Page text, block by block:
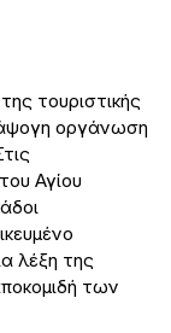
τουριστικής
άψογη οργάνωση
Αγίου
λέξη της
των